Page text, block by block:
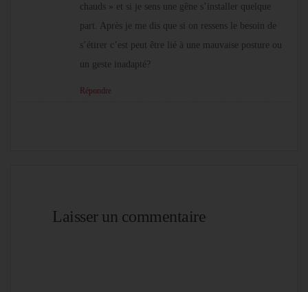
chauds » et si je sens une gêne s’installer quelque
part. Après je me dis que si on ressens le besoin de
s’étirer c’est peut être lié à une mauvaise posture ou
un geste inadapté?
Répondre
Laisser un commentaire